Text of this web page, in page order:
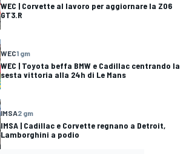
WEC | Corvette al lavoro per aggiornare la Z06
GT3.R
WEC1 gm
WEC | Toyota beffa BMW e Cadillac centrando la
sesta vittoria alla 24h di Le Mans
IMSA2 gm
IMSA | Cadillac e Corvette regnano a Detroit,
Lamborghini a podio